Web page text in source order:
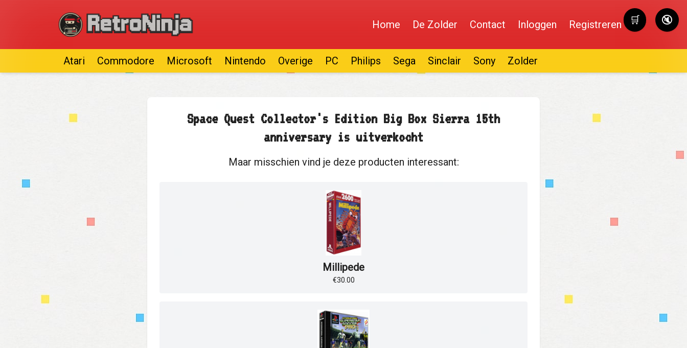
Home De Zolder Contact Inloggen Registreren
Atari Commodore Microsoft Nintendo Overige PC Philips Sega Sinclair Sony Zolder
🔇
🛒
Space Quest Collector's Edition Big Box Sierra 15th
anniversary is uitverkocht
Maar misschien vind je deze producten interessant:
Millipede
€30.00